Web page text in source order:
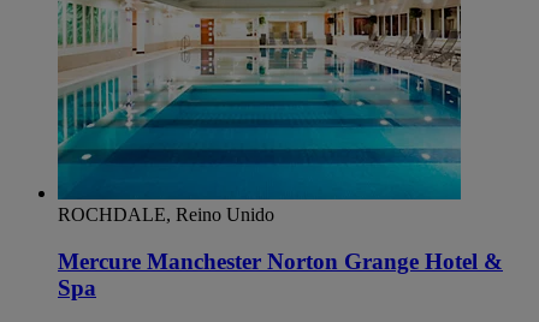
ROCHDALE, Reino Unido
Mercure Manchester Norton Grange Hotel &
Spa